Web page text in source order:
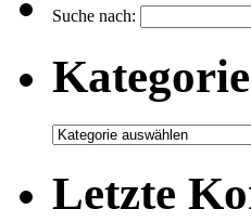
Suche nach:
Letzte